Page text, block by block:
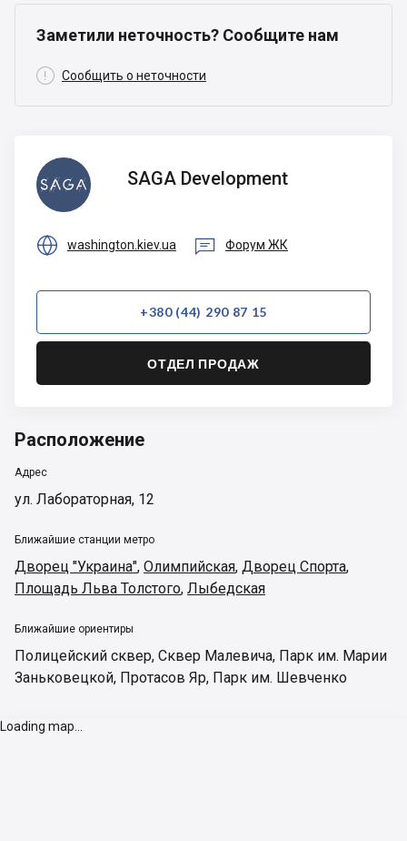
Заметили неточность? Сообщите нам
 Сообщить о неточности
SAGA
Development
SAGA Development
 washington.kiev.ua  Форум ЖК
+380 (44) 290 87 15
ОТДЕЛ ПРОДАЖ
Расположение
Адрес
ул. Лабораторная, 12
Ближайшие станции метро
Дворец "Украина", Олимпийская, Дворец Спорта,
Площадь Льва Толстого, Лыбедская
Ближайшие ориентиры
Полицейский сквер, Сквер Малевича, Парк им. Марии
Заньковецкой, Протасов Яр, Парк им. Шевченко
Loading map...